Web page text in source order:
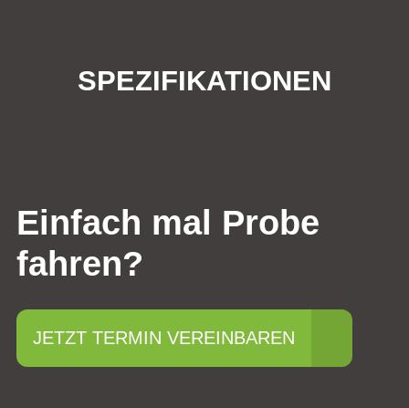
SPEZIFIKATIONEN
Einfach mal Probe
fahren?
JETZT TERMIN VEREINBAREN